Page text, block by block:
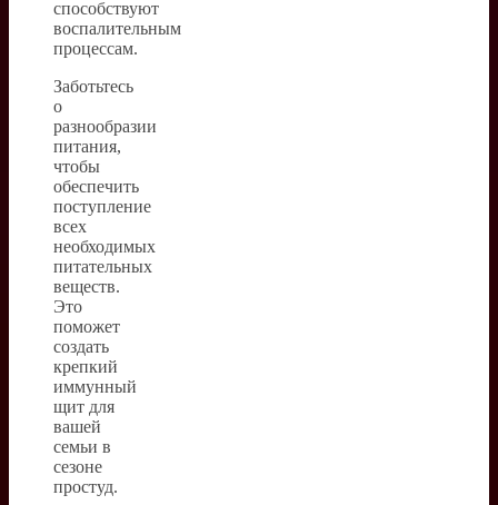
способствуют
воспалительным
процессам.
Заботьтесь
о
разнообразии
питания,
чтобы
обеспечить
поступление
всех
необходимых
питательных
веществ.
Это
поможет
создать
крепкий
иммунный
щит для
вашей
семьи в
сезоне
простуд.